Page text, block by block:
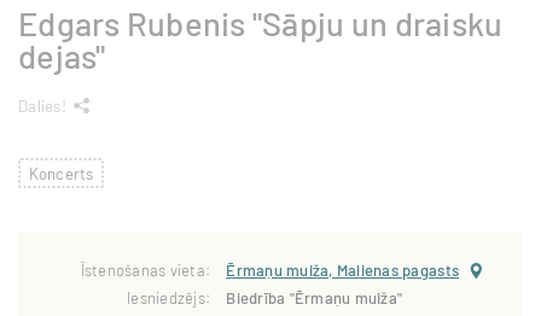
Edgars Rubenis "Sāpju un draisku
dejas"
Dalies!
Koncerts
Īstenošanas vieta:
Ērmaņu muiža, Malienas pagasts
Iesniedzējs:
Biedrība "Ērmaņu muiža"